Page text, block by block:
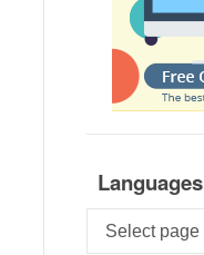
Languages
Languages